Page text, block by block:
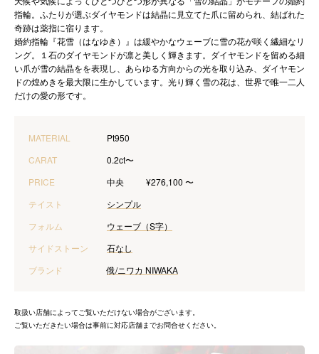
指輪。ふたりが選ぶダイヤモンドは結晶に見立てた爪に留められ、結ばれた
奇跡は薬指に宿ります。
婚約指輪『花雪（はなゆき）』は緩やかなウェーブに雪の花が咲く繊細なリ
ング。１石のダイヤモンドが凛と美しく輝きます。ダイヤモンドを留める細
い爪が雪の結晶をを表現し、あらゆる方向からの光を取り込み、ダイヤモン
ドの煌めきを最大限に生かしています。光り輝く雪の花は、世界で唯一二人
だけの愛の形です。
MATERIAL
Pt950
CARAT
0.2ct〜
PRICE
中央
¥276,100 〜
テイスト
シンプル
フォルム
ウェーブ（S字）
サイドストーン
石なし
ブランド
俄/ニワカ NIWAKA
取扱い店舗によってご覧いただけない場合がございます。
ご覧いただきたい場合は事前に対応店舗までお問合せください。